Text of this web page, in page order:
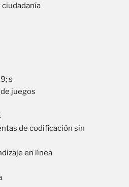
s
juegos
de codificación sin
en línea